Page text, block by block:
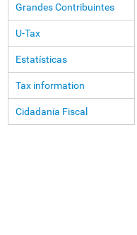
Grandes Contribuintes
U-Tax
Estatísticas
Tax information
Cidadania Fiscal